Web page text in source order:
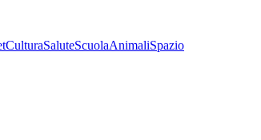
CulturaSaluteScuolaAnimaliSpazio